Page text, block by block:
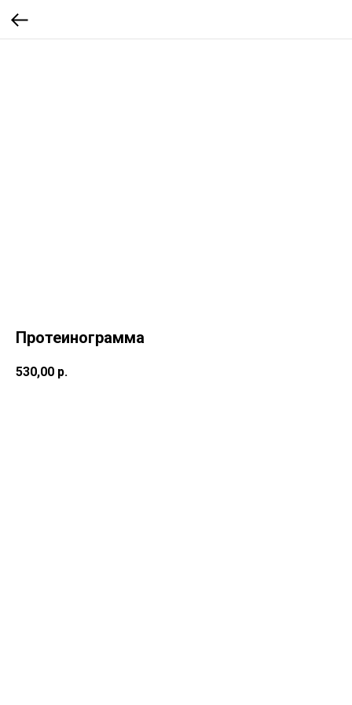
Протеинограмма
530,00 р.